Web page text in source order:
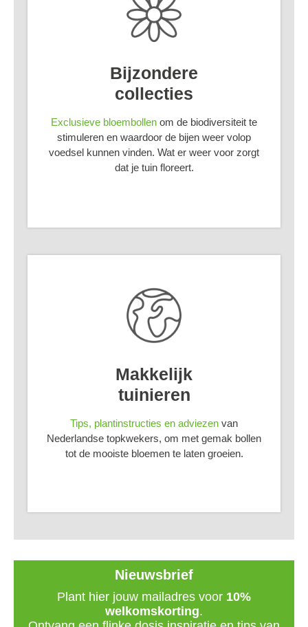
Bijzondere
collecties
Exclusieve bloembollen om de biodiversiteit te
stimuleren en waardoor de bijen weer volop
voedsel kunnen vinden. Wat er weer voor zorgt
dat je tuin floreert.
Makkelijk
tuinieren
Tips, plantinstructies en adviezen van
Nederlandse topkwekers, om met gemak bollen
tot de mooiste bloemen te laten groeien.
Nieuwsbrief
Plant hier jouw mailadres voor 10%
welkomskorting.